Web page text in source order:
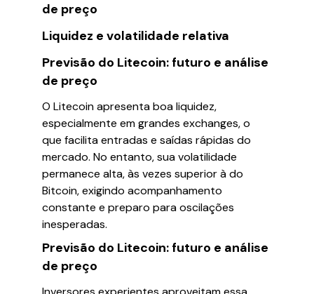
de preço
Liquidez e volatilidade relativa
Previsão do Litecoin: futuro e análise
de preço
O Litecoin apresenta boa liquidez,
especialmente em grandes exchanges, o
que facilita entradas e saídas rápidas do
mercado. No entanto, sua volatilidade
permanece alta, às vezes superior à do
Bitcoin, exigindo acompanhamento
constante e preparo para oscilações
inesperadas.
Previsão do Litecoin: futuro e análise
de preço